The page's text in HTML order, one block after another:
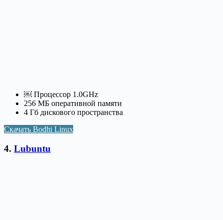
￼ Процессор 1.0GHz
256 МБ оперативной памяти
4 Гб дискового пространства
Скачать Bodhi Linux
4. Lubuntu